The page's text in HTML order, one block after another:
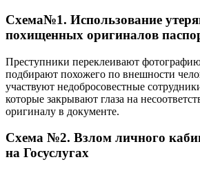
Схема№1. Использование
похищенных оригиналов
Преступники переклеивают
подбирают похожего по внешности
участвуют недобросовестные
которые закрывают глаза на
оригиналу в документе.
Схема №2. Взлом личного
на Госуслугах